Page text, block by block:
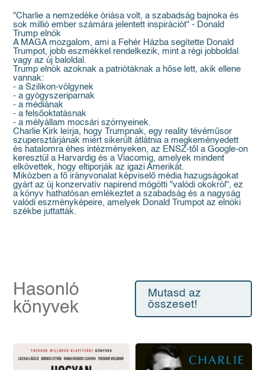
"Charlie a nemzedéke óriása volt, a szabadság bajnoka és
sok millió ember számára jelentett inspirációt" - Donald
Trump elnök
A MAGA mozgalom, ami a Fehér Házba segítette Donald
Trumpot, jobb eszmékkel rendelkezik, mint a régi jobboldal
vagy az új baloldal.
Trump elnök azoknak a patriótáknak a hőse lett, akik ellene
vannak:
- a Szilikon-völgynek
- a gyógyszeriparnak
- a médiának
- a felsőoktatásnak
- a mélyállam mocsári szörnyeinek.
Charlie Kirk leírja, hogy Trumpnak, egy reality tévéműsor
szupersztárjának miért sikerült átlátnia a megkeményedett
és hatalomra éhes intézményeken, az ENSZ-től a Google-on
keresztül a Harvardig és a Viacomig, amelyek mindent
elkövettek, hogy eltiporják az igazi Amerikát.
Miközben a fő irányvonalat képviselő média hazugságokat
gyárt az új konzervatív napirend mögötti "valódi okokról", ez
a könyv hathatósan emlékeztet a szabadság és a nagyság
valódi eszményképeire, amelyek Donald Trumpot az elnöki
székbe juttatták.
Hasonló
könyvek
Mutasd az
összeset!